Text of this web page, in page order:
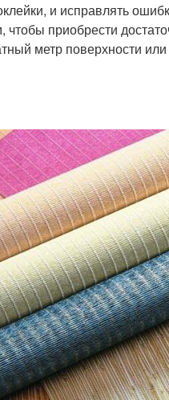
и исправлять
чтобы приобрести
метр поверхности